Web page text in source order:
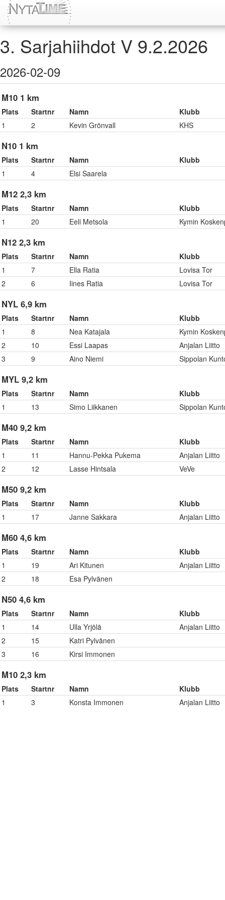
3. Sarjahiihdot V 9.2.2026
2026-02-09
M10 1 km
Plats Startnr Namn
Klubb
1
2 Kevin Grönvall KHS
N10 1 km
Plats Startnr Namn
Klubb
1
4 Elsi Saarela
M12 2,3 km
Plats Startnr Namn
Klubb
1
20 Eeli Metsola Kymin
N12 2,3 km
Plats Startnr Namn
Klubb
1
7 Ella Ratia
Lovisa Tor
2
6 Iines Ratia Lovisa Tor
NYL 6,9 km
Plats Startnr Namn
Klubb
1
8 Nea Katajala
Kymin
2
10 Essi Laapas
Anjalan Liitto
3
9 Aino Niemi Sippolan
MYL 9,2 km
Plats Startnr Namn
Klubb
1
13 Simo Liikkanen Sippolan
M40 9,2 km
Plats Startnr Namn
Klubb
1
11 Hannu-Pekka Pukema
Anjalan Liitto
2
12 Lasse Hintsala VeVe
M50 9,2 km
Plats Startnr Namn
Klubb
1
17 Janne Sakkara Anjalan Liitto
M60 4,6 km
Plats Startnr Namn
Klubb
1
19 Ari Kitunen
Anjalan Liitto
2
18 Esa Pylvänen
N50 4,6 km
Plats Startnr Namn
Klubb
1
14 Ulla Yrjölä
Anjalan Liitto
2
15
Katri Pylvänen
3
16 Kirsi Immonen
M10 2,3 km
Plats Startnr Namn
Klubb
1
3 Konsta Immonen Anjalan Liitto